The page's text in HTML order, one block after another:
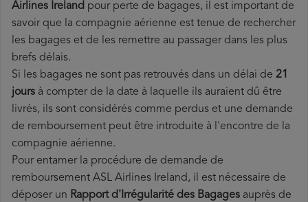
Airlines Ireland pour perte de bagages, il est important de
savoir que la compagnie aérienne est tenue de rechercher
les bagages et de les remettre au passager dans les plus
brefs délais.
Si les bagages ne sont pas retrouvés dans un délai de 21
jours à compter de la date à laquelle ils auraient dû être
livrés, ils sont considérés comme perdus et une demande
de remboursement peut être introduite à l'encontre de la
compagnie aérienne.
Pour entamer la procédure de demande de
remboursement ASL Airlines Ireland, il est nécessaire de
déposer un Rapport d'Irrégularité des Bagages auprès de